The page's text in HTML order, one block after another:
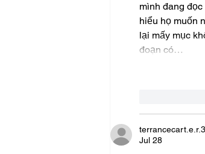
mình đang
hiểu họ muốn
lại mấy mục
đoạn có…
Jul 28